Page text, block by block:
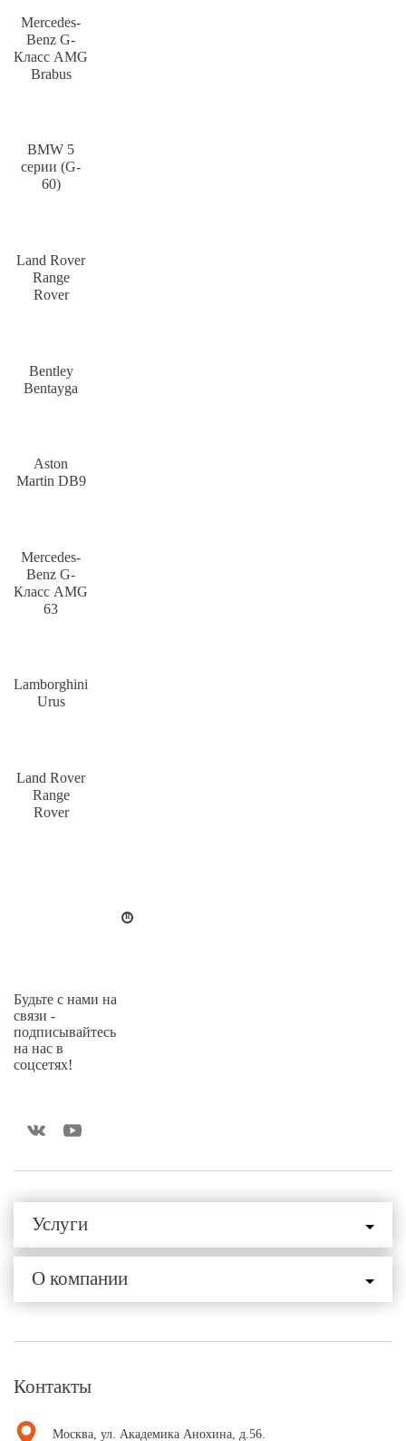
Mercedes-
Benz G-
Класс AMG
Brabus
BMW 5
серии (G-
60)
Land Rover
Range
Rover
Bentley
Bentayga
Aston
Martin DB9
Mercedes-
Benz G-
Класс AMG
63
Lamborghini
Urus
Land Rover
Range
Rover
Будьте с нами на
связи -
подписывайтесь
на нас в
соцсетях!
Услуги
О компании
Контакты
Москва, ул. Академика Анохина, д.56.